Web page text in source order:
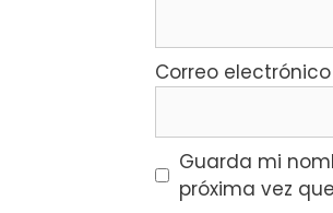
Correo electrónico
Guarda mi
próxima vez